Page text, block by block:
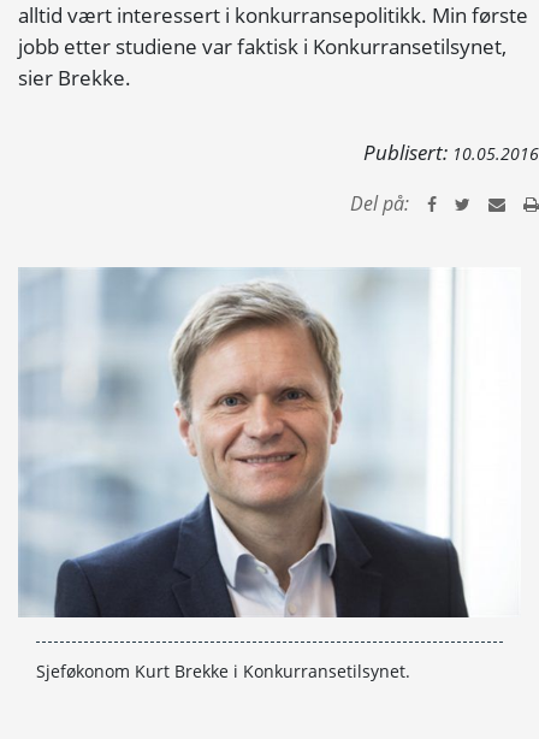
alltid vært interessert i konkurransepolitikk. Min første
jobb etter studiene var faktisk i Konkurransetilsynet,
sier Brekke.
Publisert: 10.05.2016
Del på:
Sjeføkonom Kurt Brekke i Konkurransetilsynet.